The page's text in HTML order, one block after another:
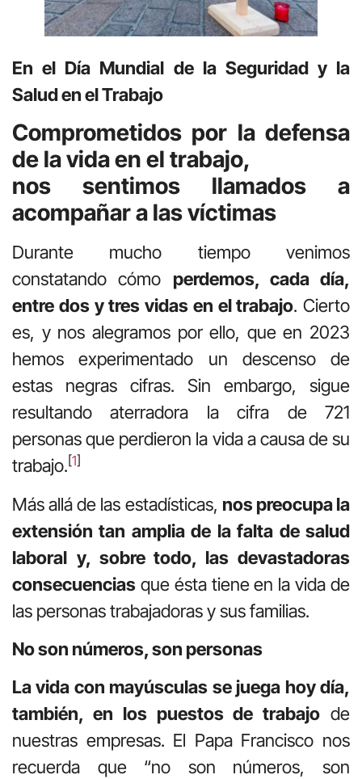
En el Día Mundial de la Seguridad y la
Salud en el Trabajo
Comprometidos por la defensa
de la vida en el trabajo,
nos sentimos llamados a
acompañar a las víctimas
Durante mucho tiempo venimos
constatando cómo perdemos, cada día,
entre dos y tres vidas en el trabajo. Cierto
es, y nos alegramos por ello, que en 2023
hemos experimentado un descenso de
estas negras cifras. Sin embargo, sigue
resultando aterradora la cifra de 721
personas que perdieron la vida a causa de su
trabajo.[1]
Más allá de las estadísticas, nos preocupa la
extensión tan amplia de la falta de salud
laboral y, sobre todo, las devastadoras
consecuencias que ésta tiene en la vida de
las personas trabajadoras y sus familias.
No son números, son personas
La vida con mayúsculas se juega hoy día,
también, en los puestos de trabajo de
nuestras empresas. El Papa Francisco nos
recuerda que “no son números, son